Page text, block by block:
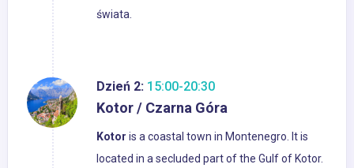
świata.
Dzień 2: 15:00-20:30
Kotor / Czarna Góra
Kotor is a coastal town in Montenegro. It is
located in a secluded part of the Gulf of Kotor.